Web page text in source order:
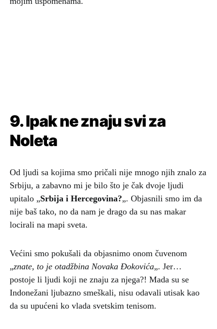
9. Ipak ne znaju svi za
Noleta
Od ljudi sa kojima smo pričali nije mnogo njih znalo za
Srbiju, a zabavno mi je bilo što je čak dvoje ljudi
upitalo „Srbija i Hercegovina?„. Objasnili smo im da
nije baš tako, no da nam je drago da su nas makar
locirali na mapi sveta.
Većini smo pokušali da objasnimo onom čuvenom
„znate, to je otadžbina Novaka Đokovića„. Jer…
postoje li ljudi koji ne znaju za njega?! Mada su se
Indonežani ljubazno smeškali, nisu odavali utisak kao
da su upućeni ko vlada svetskim tenisom.